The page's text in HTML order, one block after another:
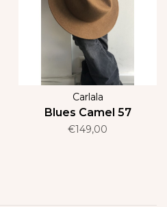
Carlala
Blues Camel 57
€149,00